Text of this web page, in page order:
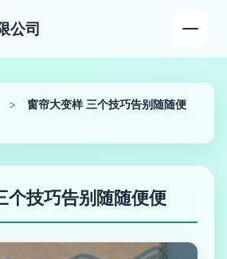
公司
>
窗帘大变样 三个技巧告别随随便
个技巧告别随随便便